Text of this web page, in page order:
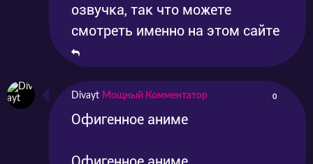
озвучка, так что можете
смотреть именно на этом сайте
Divayt Мощный Комментатор 0
Офигенное аниме